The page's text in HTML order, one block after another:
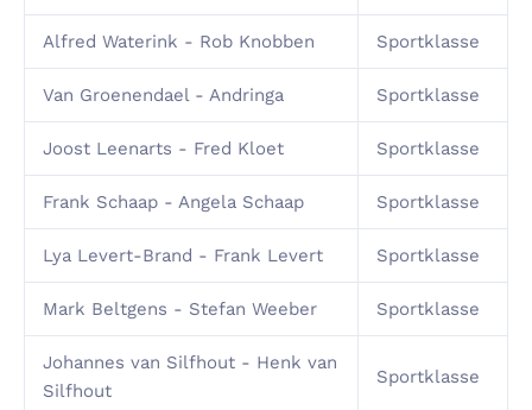
Alfred Waterink - Rob Knobben Sportklasse
Van Groenendael - Andringa Sportklasse
Joost Leenarts - Fred Kloet Sportklasse
Frank Schaap - Angela Schaap Sportklasse
Lya Levert-Brand - Frank Levert Sportklasse
Mark Beltgens - Stefan Weeber Sportklasse
Johannes van Silfhout - Henk van
Silfhout
Sportklasse